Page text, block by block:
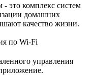
это комплекс систем
домашних
качество жизни.
по Wi-Fi
управления